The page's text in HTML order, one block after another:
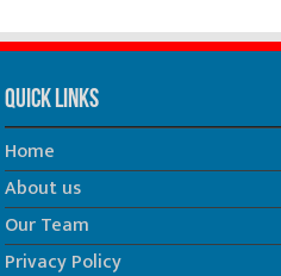
Quick Links
Home
About us
Our Team
Privacy Policy